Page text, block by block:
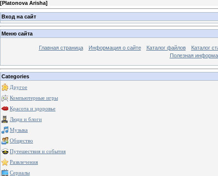
[Platonova Arisha]
Вход на сайт
Меню сайта
Главная страница Информация о сайте Каталог файлов
Каталог
Полезная
Categories
Другое
Компьютерные игры
Красота и здоровье
Люди и блоги
Музыка
Общество
Путешествия и события
Развлечения
Сериалы